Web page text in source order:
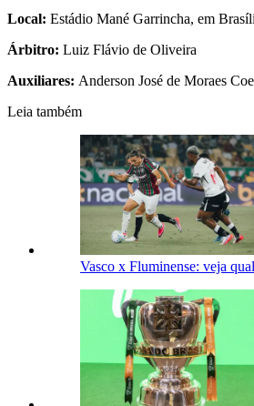
Local: Estádio Mané Garrincha, em
Árbitro: Luiz Flávio de Oliveira
Auxiliares: Anderson José de Moraes
Leia também
Vasco x Fluminense: veja